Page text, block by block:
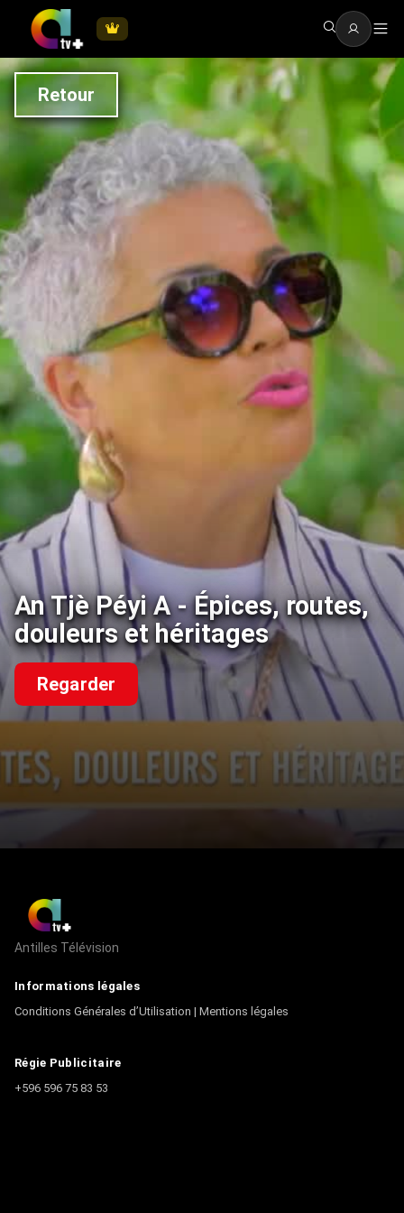
Retour
An Tjè Péyi A - Épices, routes,
douleurs et héritages
Regarder
Antilles Télévision
Informations légales
Conditions Générales d’Utilisation | Mentions légales
Régie Publicitaire
+596 596 75 83 53